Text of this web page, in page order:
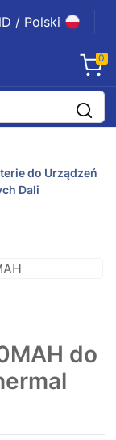
/ Polski
0
do Urządzeń
Dali
do